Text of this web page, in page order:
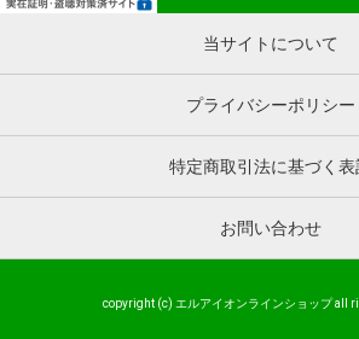
当サイトについて
プライバシーポリシー
特定商取引法に基づく表
お問い合わせ
copyright (c) エルアイオンラインショップ all